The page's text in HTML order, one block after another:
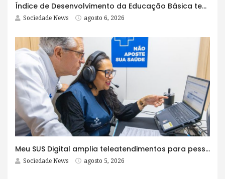
Índice de Desenvolvimento da Educação Básica tem elevação em todas as etapas
Sociedade News agosto 6, 2026
Meu SUS Digital amplia teleatendimentos para pessoas com problemas com jogos e apostas
Sociedade News agosto 5, 2026